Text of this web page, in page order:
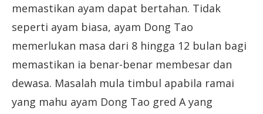
memastikan ayam dapat bertahan. Tidak
seperti ayam biasa, ayam Dong Tao
memerlukan masa dari 8 hingga 12 bulan bagi
memastikan ia benar-benar membesar dan
dewasa. Masalah mula timbul apabila ramai
yang mahu ayam Dong Tao gred A yang